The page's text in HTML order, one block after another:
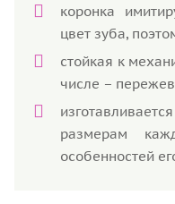
коронка
цвет зуба,
стойкая к
числе –
размерам
особенностей